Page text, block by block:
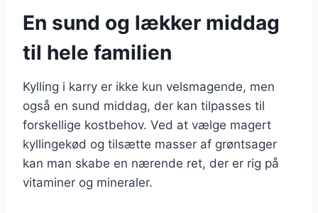
En sund og lækker middag
til hele familien
Kylling i karry er ikke kun velsmagende, men
også en sund middag, der kan tilpasses til
forskellige kostbehov. Ved at vælge magert
kyllingekød og tilsætte masser af grøntsager
kan man skabe en nærende ret, der er rig på
vitaminer og mineraler.